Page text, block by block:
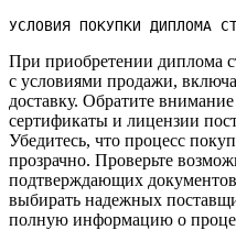
УСЛОВИЯ ПОКУПКИ ДИПЛОМА
При приобретении диплома
с условиями продажи,
доставку.​ Обратите
сертификаты и лицензии
Убедитесь, что процесс
прозрачно.​ Проверьте
подтверждающих
выбирать надежных
полную информацию о